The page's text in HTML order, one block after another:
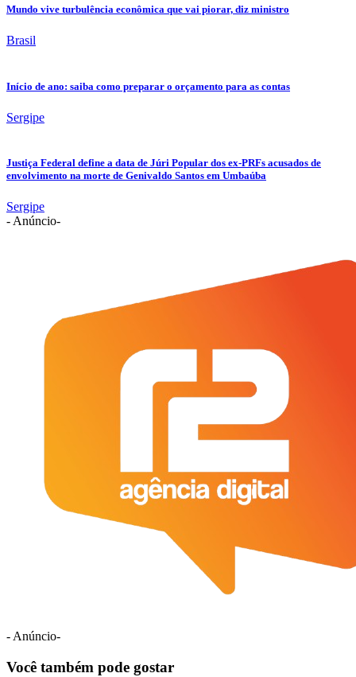
Mundo vive turbulência econômica que vai piorar, diz ministro
Brasil
Início de ano: saiba como preparar o orçamento para as contas
Sergipe
Justiça Federal define a data de Júri Popular dos ex-PRFs acusados de
envolvimento na morte de Genivaldo Santos em Umbaúba
Sergipe
- Anúncio-
- Anúncio-
Você também pode gostar